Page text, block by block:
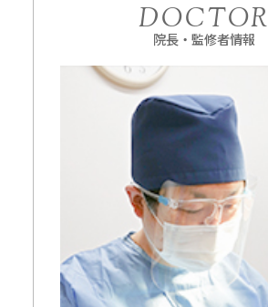
DOCTOR
院長・監修者情報